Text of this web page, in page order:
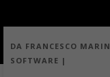
DA FRANCESCO
SOFTWARE |